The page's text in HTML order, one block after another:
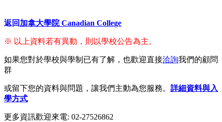
返回 加拿大學院 Canadian College
※ 以上資料若有異動，則以學校公告為主。
如果您對於學校與學制已有了解，也歡迎直接洽詢我們的顧問
群
或留下您的資料與問題，讓我們主動為您服務。 詳細資料與入
學方式
更多資訊歡迎來電: 02-27526862